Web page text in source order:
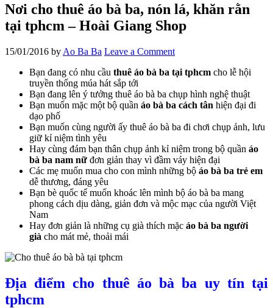
Nơi cho thuê áo bà ba, nón lá, khăn rằn
tại tphcm – Hoài Giang Shop
15/01/2016 by Ao Ba Ba Leave a Comment
Bạn đang có nhu cầu thuê áo bà ba tại tphcm cho lễ hội
truyền thống múa hát sắp tới
Bạn đang lên ý tưởng thuê áo bà ba chụp hình nghệ thuật
Bạn muốn mặc một bộ quần áo bà ba cách tân hiện đại đi
dạo phố
Bạn muốn cùng người ấy thuê áo bà ba đi chơi chụp ảnh, lưu
giữ kỉ niệm tình yêu
Hay cùng đám bạn thân chụp ảnh kỉ niệm trong bộ quần áo
bà ba nam nữ đơn giản thay vì đầm váy hiện đại
Các mẹ muốn mua cho con mình những bộ áo bà ba trẻ em
dễ thương, đáng yêu
Bạn bè quốc tế muốn khoác lên mình bộ áo bà ba mang
phong cách dịu dàng, giản đơn và mộc mạc của người Việt
Nam
Hay đơn giản là những cụ già thích mặc áo bà ba người
già cho mát mẻ, thoải mái
Địa điểm cho thuê áo bà ba uy tín tại
tphcm